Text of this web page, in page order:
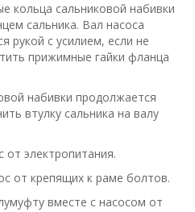
кольца сальниковой набивки
сальника. Вал насоса
рукой с усилием, если не
прижимные гайки фланца
набивки продолжается
втулку сальника на валу
от электропитания.
от крепящих к раме болтов.
вместе с насосом от